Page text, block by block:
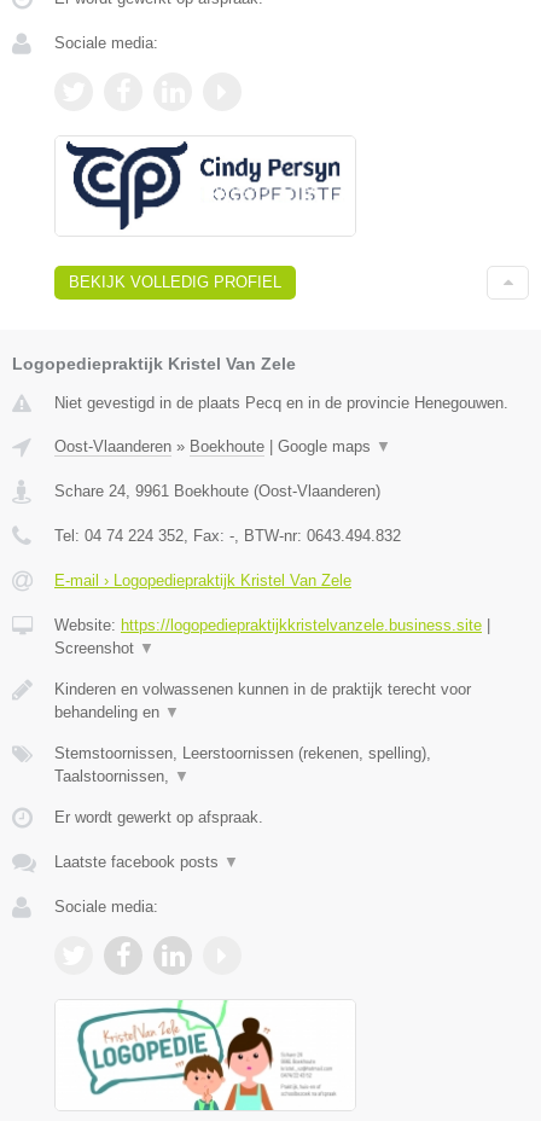
Sociale media:
BEKIJK VOLLEDIG PROFIEL
Logopediepraktijk Kristel Van Zele
Niet gevestigd in de plaats Pecq en in de provincie Henegouwen.
Oost-Vlaanderen » Boekhoute Google maps ▼
Schare 24, 9961 Boekhoute (Oost-Vlaanderen)
Tel: 04 74 224 352, Fax: -, BTW-nr: 0643.494.832
E-mail › Logopediepraktijk Kristel Van Zele
Website: https://logopediepraktijkkristelvanzele.business.site
Screenshot ▼
Kinderen en volwassenen kunnen in de praktijk terecht voor
behandeling en ▼
Stemstoornissen, Leerstoornissen (rekenen, spelling),
Taalstoornissen, ▼
Er wordt gewerkt op afspraak.
Laatste facebook posts ▼
Sociale media: